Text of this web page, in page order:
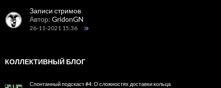
Записи стримов
Автор: GridonGN
26-11-2021 15:36
КОЛЛЕКТИВНЫЙ БЛОГ
Спонтанный подскаст #4: О сложностях доставки кольца